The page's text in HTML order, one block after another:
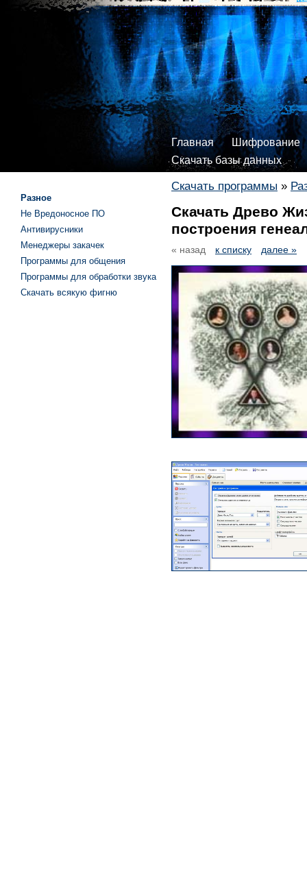
Главная
Шифрование
Скачать базы данных
Скачать программы »
Скачать Древо
построения
« назад к списку далее »
Разное
Не Вредоносное ПО
Антивирусники
Менеджеры закачек
Программы для общения
Программы для обработки звука
Скачать всякую фигню